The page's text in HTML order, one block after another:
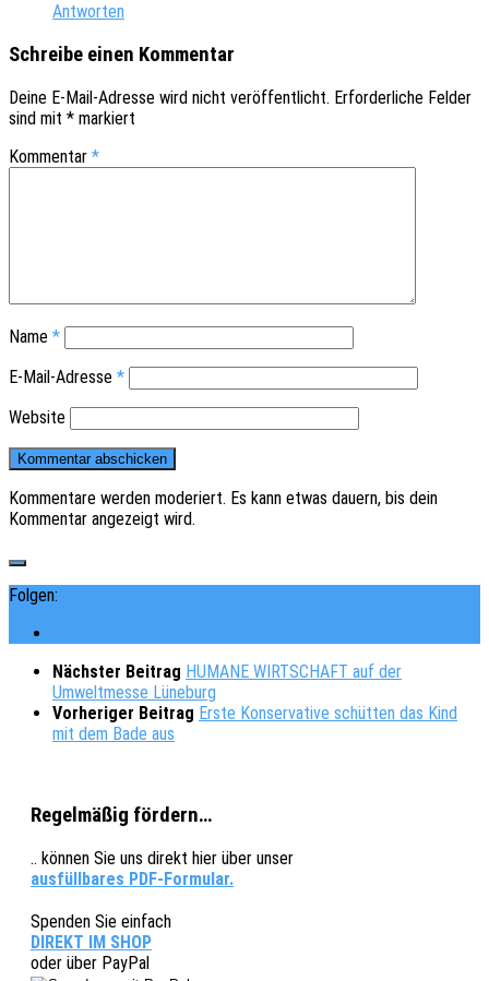
Antworten
Schreibe einen Kommentar
Deine E-Mail-Adresse wird nicht veröffentlicht. Erforderliche Felder
sind mit * markiert
Kommentar *
Name *
E-Mail-Adresse *
Website
Kommentare werden moderiert. Es kann etwas dauern, bis dein
Kommentar angezeigt wird.
Folgen:
Nächster Beitrag HUMANE WIRTSCHAFT auf der
Umweltmesse Lüneburg
Vorheriger Beitrag Erste Konservative schütten das Kind
mit dem Bade aus
Regelmäßig fördern…
.. können Sie uns direkt hier über unser
ausfüllbares PDF-Formular.
Spenden Sie einfach
DIREKT IM SHOP
oder über PayPal